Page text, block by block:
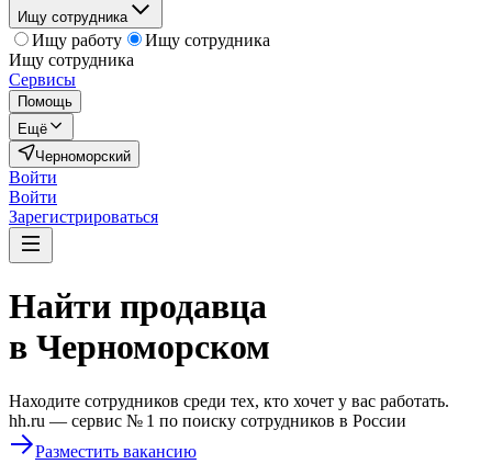
Ищу сотрудника
Ищу работу
Ищу сотрудника
Ищу сотрудника
Сервисы
Помощь
Ещё
Черноморский
Войти
Войти
Зарегистрироваться
Найти продавца
в Черноморском
Находите сотрудников среди тех, кто хочет у вас работать.
hh.ru — сервис № 1 по поиску сотрудников в России
Разместить вакансию